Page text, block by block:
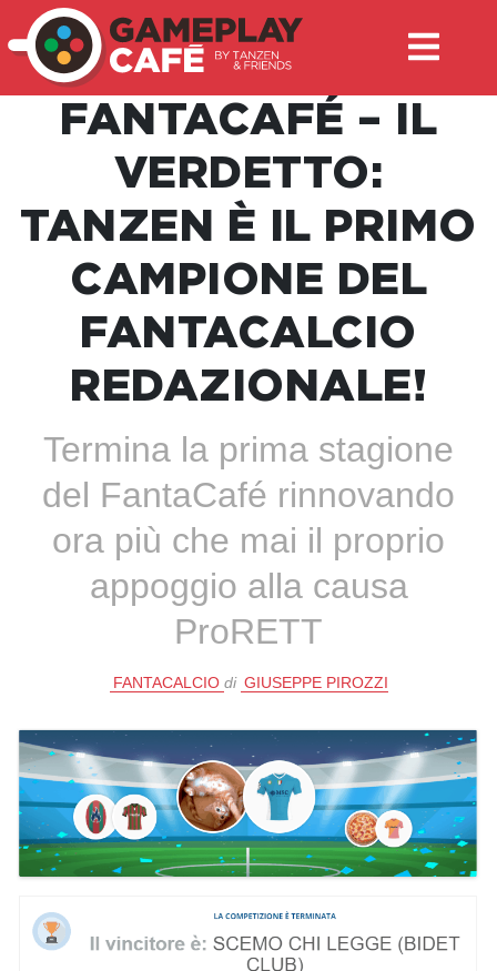
FANTACAFÉ – IL
VERDETTO:
TANZEN È IL PRIMO
CAMPIONE DEL
FANTACALCIO
REDAZIONALE!
Termina la prima stagione
del FantaCafé rinnovando
ora più che mai il proprio
appoggio alla causa
ProRETT
FANTACALCIO di GIUSEPPE PIROZZI